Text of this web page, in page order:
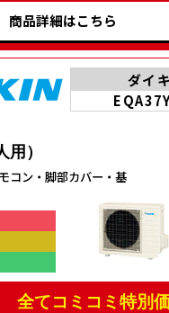
商品詳細はこちら
ダイ
用）
コン・脚部カバー・基
全てコミコミ特別